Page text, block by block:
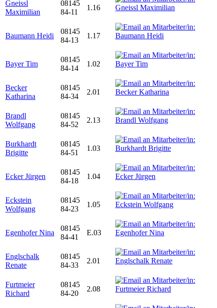
Gneissl
Maximilian
08145
84-11
1.16
Baumann Heidi
08145
84-13
1.17
Bayer Tim
08145
84-14
1.02
Becker
Katharina
08145
84-34
2.01
Brandl
Wolfgang
08145
84-52
2.13
Burkhardt
Brigitte
08145
84-51
1.03
Ecker Jürgen
08145
84-18
1.04
Eckstein
Wolfgang
08145
84-23
1.05
Egenhofer Nina
08145
84-41
E.03
Englschalk
Renate
08145
84-33
2.01
Furtmeier
Richard
08145
84-20
2.08